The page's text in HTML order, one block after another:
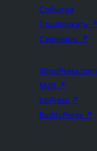
События
Поддержать ↗
Сувениры ↗
WordPress.com
Matt ↗
bbPress ↗
BuddyPress ↗